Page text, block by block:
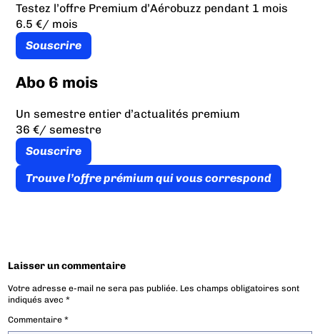
Testez l’offre Premium d’Aérobuzz pendant 1 mois
6.5 €/ mois
Souscrire
Abo 6 mois
Un semestre entier d’actualités premium
36 €/ semestre
Souscrire
Trouve l’offre prémium qui vous correspond
Laisser un commentaire
Votre adresse e-mail ne sera pas publiée. Les champs obligatoires sont
indiqués avec*
Commentaire*